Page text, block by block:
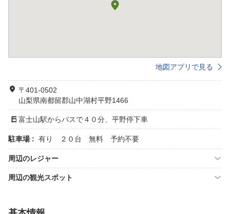
地図アプリで見る
〒401-0502
山梨県南都留郡山中湖村平野1466
富士山駅からバスで４０分、平野停下車
駐車場 : 有り ２０台 無料 予約不要
周辺のレジャー
周辺の観光スポット